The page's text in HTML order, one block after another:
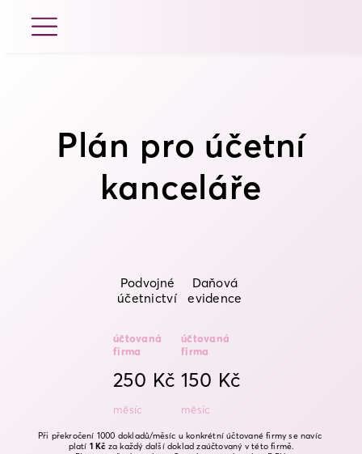
Plán pro účetní
kanceláře
Podvojné
účetnictví
účtovaná
firma
250 Kč
měsíc
Daňová
evidence
účtovaná
firma
150 Kč
měsíc
Při překročení 1000 dokladů/měsíc u konkrétní účtované firmy se navíc
platí 1 Kč za každý další doklad zaúčtovaný v této firmě.